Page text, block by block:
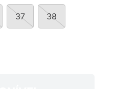
37 38